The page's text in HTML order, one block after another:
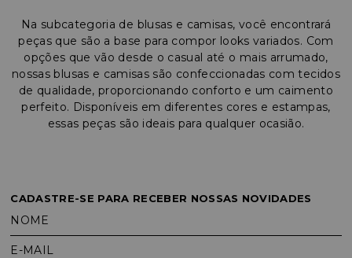
Na subcategoria de blusas e camisas, você encontrará
peças que são a base para compor looks variados. Com
opções que vão desde o casual até o mais arrumado,
nossas blusas e camisas são confeccionadas com tecidos
de qualidade, proporcionando conforto e um caimento
perfeito. Disponíveis em diferentes cores e estampas,
essas peças são ideais para qualquer ocasião.
CADASTRE-SE PARA RECEBER NOSSAS NOVIDADES
NOME
E-MAIL